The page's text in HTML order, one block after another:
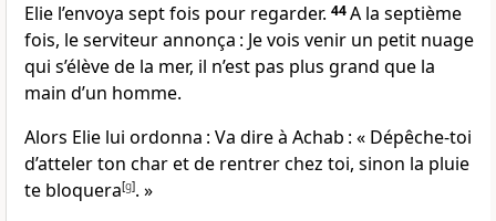
Elie l’envoya sept fois pour regarder. 44A la septième
fois, le serviteur annonça : Je vois venir un petit nuage
qui s’élève de la mer, il n’est pas plus grand que la
main d’un homme.
Alors Elie lui ordonna : Va dire à Achab : « Dépêche-toi
d’atteler ton char et de rentrer chez toi, sinon la pluie
te bloquera[g]. »